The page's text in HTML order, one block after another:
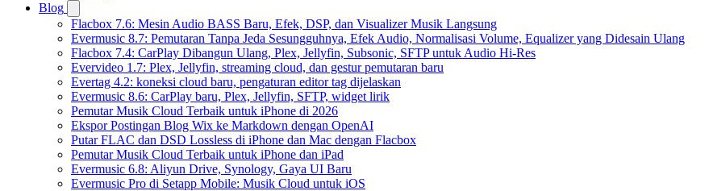
Blog
Flacbox 7.6: Mesin Audio BASS Baru, Efek, DSP, dan Visualizer Musik Langsung
Evermusic 8.7: Pemutaran Tanpa Jeda Sesungguhnya, Efek Audio, Normalisasi Volume, Equalizer yang Didesain Ulang
Flacbox 7.4: CarPlay Dibangun Ulang, Plex, Jellyfin, Subsonic, SFTP untuk Audio Hi-Res
Evervideo 1.7: Plex, Jellyfin, streaming cloud, dan gestur pemutaran baru
Evertag 4.2: koneksi cloud baru, pengaturan editor tag dijelaskan
Evermusic 8.6: CarPlay baru, Plex, Jellyfin, SFTP, widget lirik
Pemutar Musik Cloud Terbaik untuk iPhone di 2026
Ekspor Postingan Blog Wix ke Markdown dengan OpenAI
Putar FLAC dan DSD Lossless di iPhone dan Mac dengan Flacbox
Pemutar Musik Cloud Terbaik untuk iPhone dan iPad
Evermusic 6.8: Aliyun Drive, Synology, Gaya UI Baru
Evermusic Pro di Setapp Mobile: Musik Cloud untuk iOS